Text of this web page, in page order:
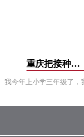
重庆把接种点“搬”进小学，8岁学生：“我不怕疼，打疫苗